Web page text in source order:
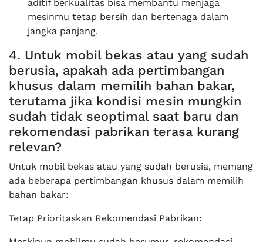
aditif berkualitas bisa membantu menjaga
mesinmu tetap bersih dan bertenaga dalam
jangka panjang.
4. Untuk mobil bekas atau yang sudah
berusia, apakah ada pertimbangan
khusus dalam memilih bahan bakar,
terutama jika kondisi mesin mungkin
sudah tidak seoptimal saat baru dan
rekomendasi pabrikan terasa kurang
relevan?
Untuk mobil bekas atau yang sudah berusia, memang
ada beberapa pertimbangan khusus dalam memilih
bahan bakar:
Tetap Prioritaskan Rekomendasi Pabrikan: